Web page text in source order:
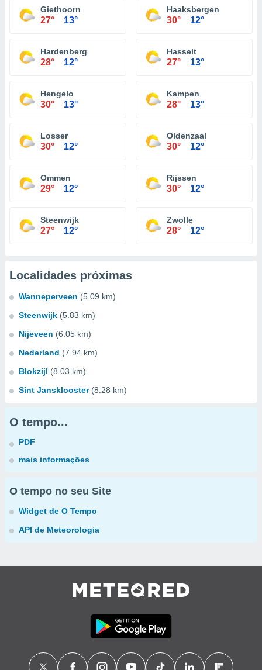
Giethoorn
27° 13°
Haaksbergen
30° 12°
Hardenberg
28° 12°
Hasselt
27° 13°
Hengelo
30° 13°
Kampen
28° 13°
Losser
30° 12°
Oldenzaal
30° 12°
Ommen
29° 12°
Rijssen
30° 12°
Steenwijk
27° 12°
Zwolle
28° 12°
Localidades próximas
Wanneperveen (5.09 km)
Steenwijk (5.83 km)
Nijeveen (6.05 km)
Nederland (7.94 km)
Blokzijl (8.03 km)
Sint Jansklooster (8.28 km)
O tempo...
PDF
mais informações
O tempo no seu Site
Widget de O Tempo
API de Meteorologia